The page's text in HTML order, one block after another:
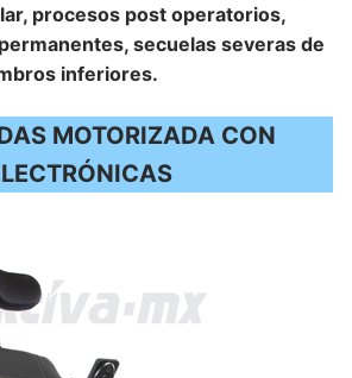
procesos post operatorios,
secuelas severas de
inferiores.
MOTORIZADA CON